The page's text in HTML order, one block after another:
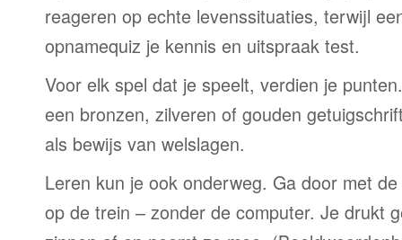
reageren op echte levenssituaties, terwijl
opnamequiz je kennis en uitspraak test.
Voor elk spel dat je speelt, verdien je
een bronzen, zilveren of gouden
als bewijs van welslagen.
Leren kun je ook onderweg. Ga door met
op de trein – zonder de computer. Je drukt